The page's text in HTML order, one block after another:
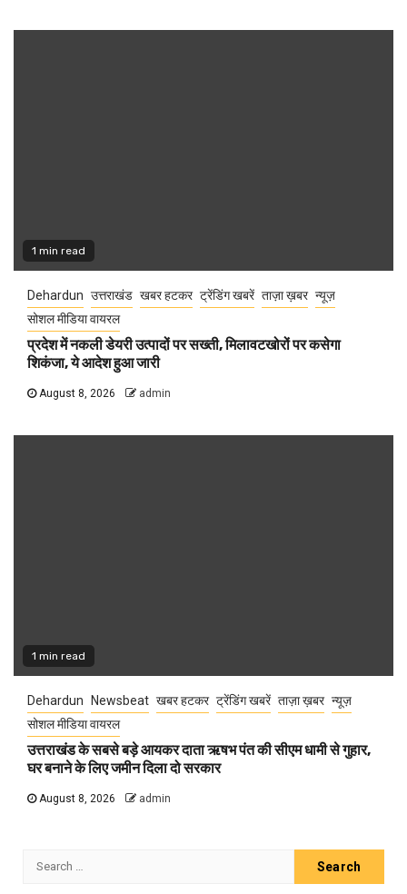
1 min read
Dehardun उत्तराखंड खबर हटकर ट्रेंडिंग खबरें ताज़ा ख़बर न्यूज़
सोशल मीडिया वायरल
प्रदेश में नकली डेयरी उत्पादों पर सख्ती, मिलावटखोरों पर कसेगा
शिकंजा, ये आदेश हुआ जारी
August 8, 2026 admin
1 min read
Dehardun Newsbeat खबर हटकर ट्रेंडिंग खबरें ताज़ा ख़बर न्यूज़
सोशल मीडिया वायरल
उत्तराखंड के सबसे बड़े आयकर दाता ऋषभ पंत की सीएम धामी से गुहार,
घर बनाने के लिए जमीन दिला दो सरकार
August 8, 2026 admin
Search